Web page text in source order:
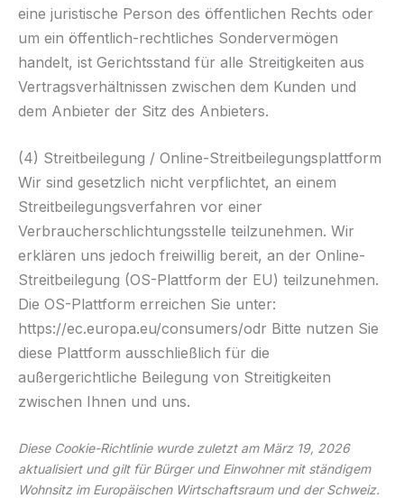
eine juristische Person des öffentlichen Rechts oder
um ein öffentlich-rechtliches Sondervermögen
handelt, ist Gerichtsstand für alle Streitigkeiten aus
Vertragsverhältnissen zwischen dem Kunden und
dem Anbieter der Sitz des Anbieters.
(4) Streitbeilegung / Online-Streitbeilegungsplattform
Wir sind gesetzlich nicht verpflichtet, an einem
Streitbeilegungsverfahren vor einer
Verbraucherschlichtungsstelle teilzunehmen. Wir
erklären uns jedoch freiwillig bereit, an der Online-
Streitbeilegung (OS-Plattform der EU) teilzunehmen.
Die OS-Plattform erreichen Sie unter:
https://ec.europa.eu/consumers/odr Bitte nutzen Sie
diese Plattform ausschließlich für die
außergerichtliche Beilegung von Streitigkeiten
zwischen Ihnen und uns.
Diese Cookie-Richtlinie wurde zuletzt am März 19, 2026
aktualisiert und gilt für Bürger und Einwohner mit ständigem
Wohnsitz im Europäischen Wirtschaftsraum und der Schweiz.